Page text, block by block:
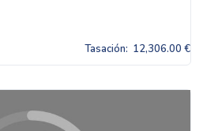
Tasación: 12,306.00 €